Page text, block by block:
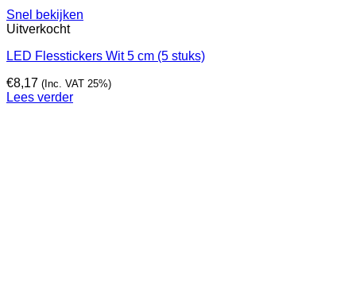
Snel bekijken
Uitverkocht
LED Flesstickers Wit 5 cm (5 stuks)
€8,17 (Inc. VAT 25%)
Lees verder